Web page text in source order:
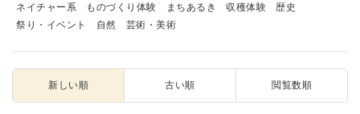
ネイチャー系
ものづくり体験 まちあるき 収穫体験
歴史
祭り・イベント
自然 芸術・美術
新しい順 古い順 閲覧数順